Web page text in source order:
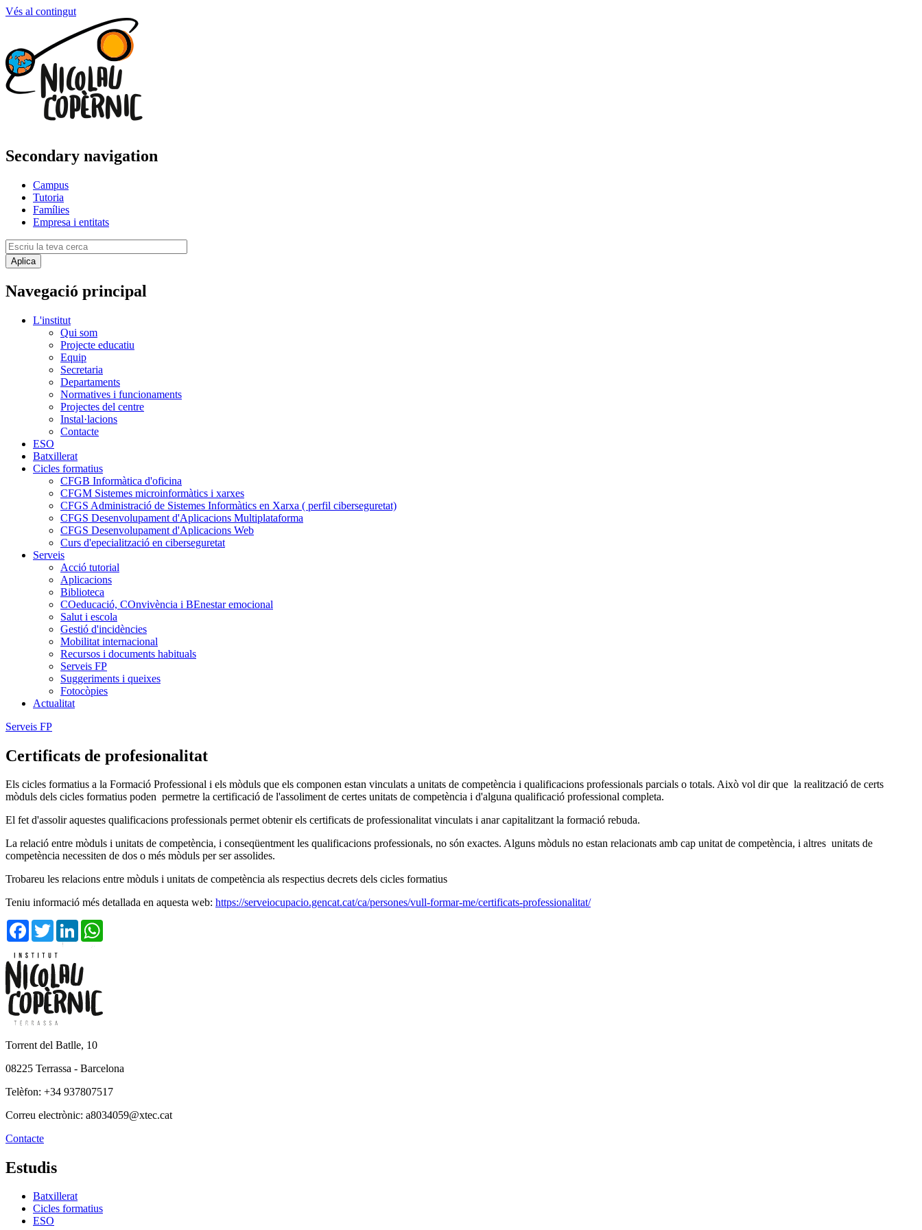
Vés al contingut
Secondary navigation
Campus
Tutoria
Famílies
Empresa i entitats
Navegació principal
L'institut
Qui som
Projecte educatiu
Equip
Secretaria
Departaments
Normatives i funcionaments
Projectes del centre
Instal·lacions
Contacte
ESO
Batxillerat
Cicles formatius
CFGB Informàtica d'oficina
CFGM Sistemes microinformàtics i xarxes
CFGS Administració de Sistemes Informàtics en Xarxa ( perfil ciberseguretat)
CFGS Desenvolupament d'Aplicacions Multiplataforma
CFGS Desenvolupament d'Aplicacions Web
Curs d'epecialització en ciberseguretat
Serveis
Acció tutorial
Aplicacions
Biblioteca
COeducació, COnvivència i BEnestar emocional
Salut i escola
Gestió d'incidències
Mobilitat internacional
Recursos i documents habituals
Serveis FP
Suggeriments i queixes
Fotocòpies
Actualitat
Serveis FP
Certificats de profesionalitat
Els cicles formatius a la Formació Professional i els mòduls que els componen estan vinculats a unitats de competència i qualificacions professionals parcials o totals. Això vol dir que la realització de certs
mòduls dels cicles formatius poden permetre la certificació de l'assoliment de certes unitats de competència i d'alguna qualificació professional completa.
El fet d'assolir aquestes qualificacions professionals permet obtenir els certificats de professionalitat vinculats i anar capitalitzant la formació rebuda.
La relació entre mòduls i unitats de competència, i conseqüentment les qualificacions professionals, no són exactes. Alguns mòduls no estan relacionats amb cap unitat de competència, i altres unitats de
competència necessiten de dos o més mòduls per ser assolides.
Trobareu les relacions entre mòduls i unitats de competència als respectius decrets dels cicles formatius
Teniu informació més detallada en aquesta web: https://serveiocupacio.gencat.cat/ca/persones/vull-formar-me/certificats-professionalitat/
Facebook
TwitterLinkedIn
Torrent del Batlle, 10
08225 Terrassa - Barcelona
Telèfon: +34 937807517
Correu electrònic: a8034059@xtec.cat
Contacte
Estudis
Batxillerat
Cicles formatius
ESO